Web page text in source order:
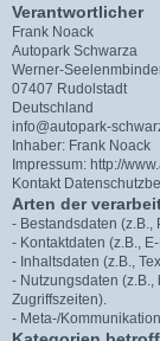
Verantwortlicher
Frank Noack
Autopark Schwarza
Werner-
07407 Rudolstadt
Deutschland
info@autopark-
Inhaber: Frank Noack
Impressum: http://
Kontakt
Arten der
- Bestandsdaten (z.B.,
- Kontaktdaten (z.B.,
- Inhaltsdaten (z.B.,
- Nutzungsdaten (z.B.,
Zugriffszeiten).
- Meta-/